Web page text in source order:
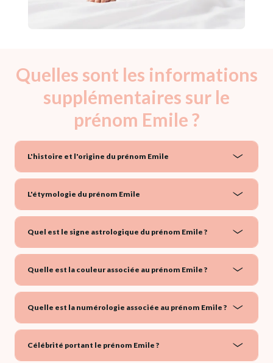
Quelles sont les informations
supplémentaires sur le
prénom Emile ?
L'histoire et l'origine du prénom Emile
L'étymologie du prénom Emile
Quel est le signe astrologique du prénom Emile ?
Quelle est la couleur associée au prénom Emile ?
Quelle est la numérologie associée au prénom Emile ?
Célébrité portant le prénom Emile ?